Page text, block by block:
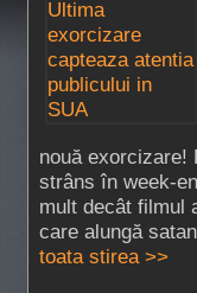
nouă exorcizare!
strâns în week-
mult decât filmul
care alungă
toata stirea >>